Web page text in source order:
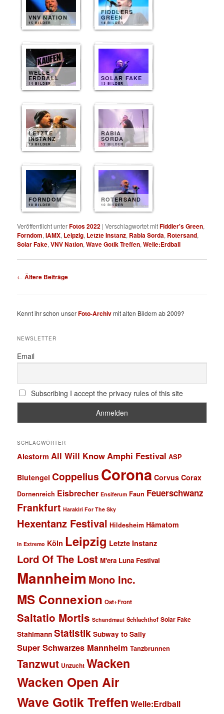
VNV NATION
15 BILDER
FIDDLERS
GREEN
14 BILDER
WELLE
ERDBALL
14 BILDER
SOLAR FAKE
13 BILDER
LETZTE
INSTANZ
13 BILDER
RABIA
SORDA
12 BILDER
FORNDOM
10 BILDER
ROTERSAND
10 BILDER
Veröffentlicht unterFotos 2022 |Verschlagwortet mitFiddler's Green,
Forndom,IAMX, Leipzig, Letzte Instanz, Rabia Sorda, Rotersand,
Solar Fake,VNV Nation,Wave Gotik Treffen,Welle:Erdball
Beitragsnavigation
← Ältere Beiträge
Kennt ihr schon unserFoto-Archivmit alten Bildern ab 2009?
NEWSLETTER
Email
Subscribing I accept the privacy rules of this site
SCHLAGWÖRTER
Alestorm All Will KnowAmphi Festival ASP
Blutengel Coppelius Corona Corvus Corax
Dornenreich Eisbrecher Ensiferum Faun Feuerschwanz
Frankfurt Harakiri For The Sky
Hexentanz Festival Hildesheim Hämatom
In Extremo Köln Leipzig Letzte Instanz
Lord Of The Lost M'era Luna Festival
Mannheim Mono Inc.
MS Connexion Ost+Front
Saltatio Mortis Schandmaul Schlachthof Solar Fake
Stahlmann Statistik Subway to Sally
Super Schwarzes Mannheim Tanzbrunnen
Tanzwut Unzucht Wacken
Wacken Open Air
Wave Gotik Treffen Welle:Erdball